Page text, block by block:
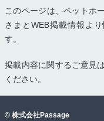
このページは、ペットホ
さまとWEB掲載情報よ
す。
掲載内容に関するご意見は
ください。
© 株式会社Passage